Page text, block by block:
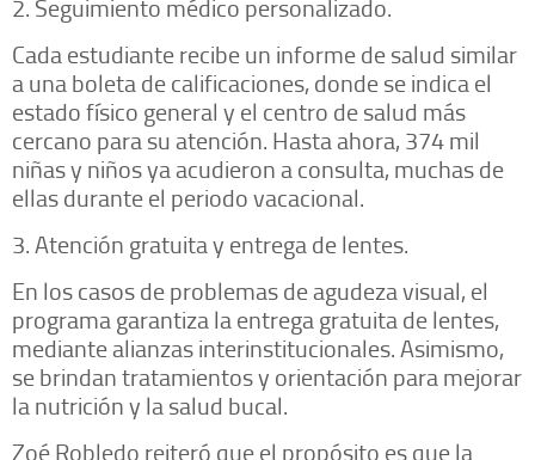
2. Seguimiento médico personalizado.
Cada estudiante recibe un informe de salud similar
a una boleta de calificaciones, donde se indica el
estado físico general y el centro de salud más
cercano para su atención. Hasta ahora, 374 mil
niñas y niños ya acudieron a consulta, muchas de
ellas durante el periodo vacacional.
3. Atención gratuita y entrega de lentes.
En los casos de problemas de agudeza visual, el
programa garantiza la entrega gratuita de lentes,
mediante alianzas interinstitucionales. Asimismo,
se brindan tratamientos y orientación para mejorar
la nutrición y la salud bucal.
Zoé Robledo reiteró que el propósito es que la